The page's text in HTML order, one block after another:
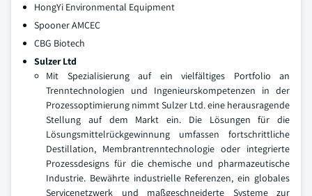
HongYi Environmental Equipment
Spooner AMCEC
CBG Biotech
Sulzer Ltd
Mit Spezialisierung auf ein vielfältiges Portfolio an
Trenntechnologien und Ingenieurskompetenzen in der
Prozessoptimierung nimmt Sulzer Ltd. eine herausragende
Stellung auf dem Markt ein. Die Lösungen für die
Lösungsmittelrückgewinnung umfassen fortschrittliche
Destillation, Membrantrenntechnologie oder integrierte
Prozessdesigns für die chemische und pharmazeutische
Industrie. Bewährte industrielle Referenzen, ein globales
Servicenetzwerk und maßgeschneiderte Systeme zur